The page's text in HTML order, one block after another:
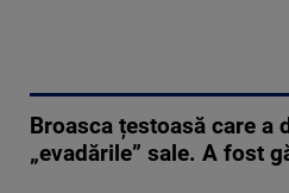
Broasca țestoasă care a
„evadările” sale. A fost